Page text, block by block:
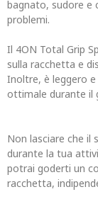
bagnato, sudore e
problemi.
Il 4ON Total Grip
sulla racchetta e
Inoltre, è leggero
ottimale durante il
Non lasciare che il
durante la tua
potrai goderti un
racchetta,